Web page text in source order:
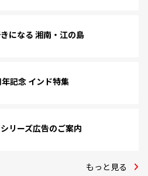
になる 湘南・江の島
記念 インド特集
リーズ広告のご案内
もっと見る